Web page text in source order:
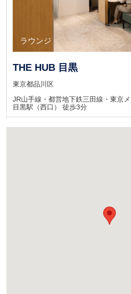
ラウンジ
ラウンジ
THE HUB 目黒
東京都品川区
JR山手線・都営地下鉄三田線・東京
目黒駅（西口） 徒歩3分